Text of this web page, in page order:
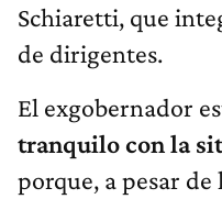
Schiaretti, que
de dirigentes.
El exgobernador
tranquilo con la
porque, a pesar de